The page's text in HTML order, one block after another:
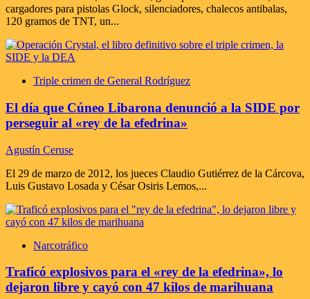
cargadores para pistolas Glock, silenciadores, chalecos antibalas,
120 gramos de TNT, un...
Triple crimen de General Rodríguez
El día que Cúneo Libarona denunció a la SIDE por
perseguir al «rey de la efedrina»
Agustín Ceruse
El 29 de marzo de 2012, los jueces Claudio Gutiérrez de la Cárcova,
Luis Gustavo Losada y César Osiris Lemos,...
Narcotráfico
Traficó explosivos para el «rey de la efedrina», lo
dejaron libre y cayó con 47 kilos de marihuana